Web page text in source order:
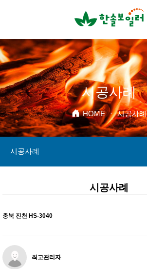
시공사례
HOME · 시공사례
시공사례
시공사례
충북 진천 HS-3040
최고관리자